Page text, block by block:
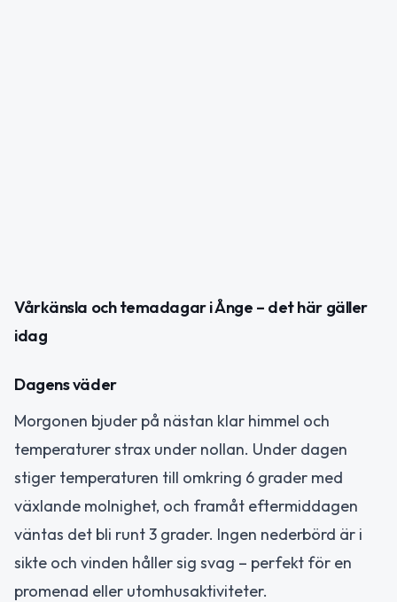
Vårkänsla och temadagar i Ånge – det här gäller
idag
Dagens väder
Morgonen bjuder på nästan klar himmel och
temperaturer strax under nollan. Under dagen
stiger temperaturen till omkring 6 grader med
växlande molnighet, och framåt eftermiddagen
väntas det bli runt 3 grader. Ingen nederbörd är i
sikte och vinden håller sig svag – perfekt för en
promenad eller utomhusaktiviteter.